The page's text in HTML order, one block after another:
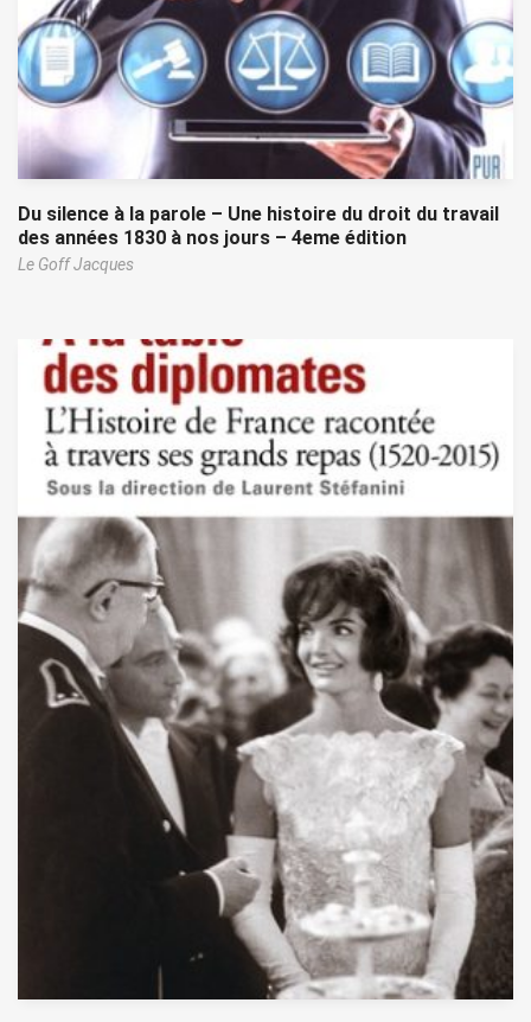
Du silence à la parole – Une histoire du droit du travail
des années 1830 à nos jours – 4eme édition
Le Goff Jacques